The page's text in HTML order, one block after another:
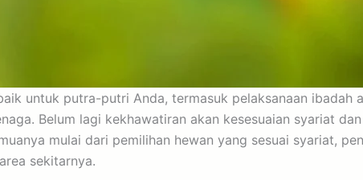
untuk putra-putri Anda, termasuk pelaksanaan ibadah
Belum lagi kekhawatiran akan kesesuaian syariat
mulai dari pemilihan hewan yang sesuai syariat,
sekitarnya.